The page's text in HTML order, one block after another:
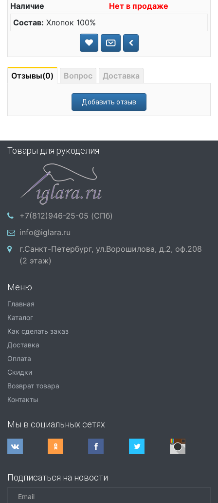
Наличие
Нет в продаже
Состав: Хлопок 100%
Отзывы(0) Вопрос Доставка
Добавить отзыв
Товары для рукоделия
+7(812)946-25-05 (СПб)
info@iglara.ru
г.Санкт-Петербург, ул.Ворошилова, д.2, оф.208
(2 этаж)
Меню
Главная
Каталог
Как сделать заказ
Доставка
Оплата
Скидки
Возврат товара
Контакты
Мы в социальных сетях
Подписаться на новости